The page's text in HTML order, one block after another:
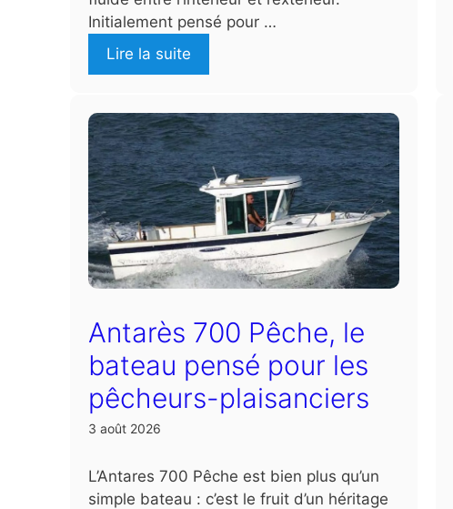
Initialement pensé pour …
Lire la suite
Antarès 700 Pêche, le
bateau pensé pour les
pêcheurs-plaisanciers
3 août 2026
L’Antares 700 Pêche est bien plus qu’un
simple bateau : c’est le fruit d’un héritage